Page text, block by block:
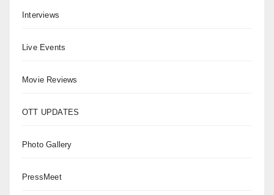
Interviews
Live Events
Movie Reviews
OTT UPDATES
Photo Gallery
PressMeet